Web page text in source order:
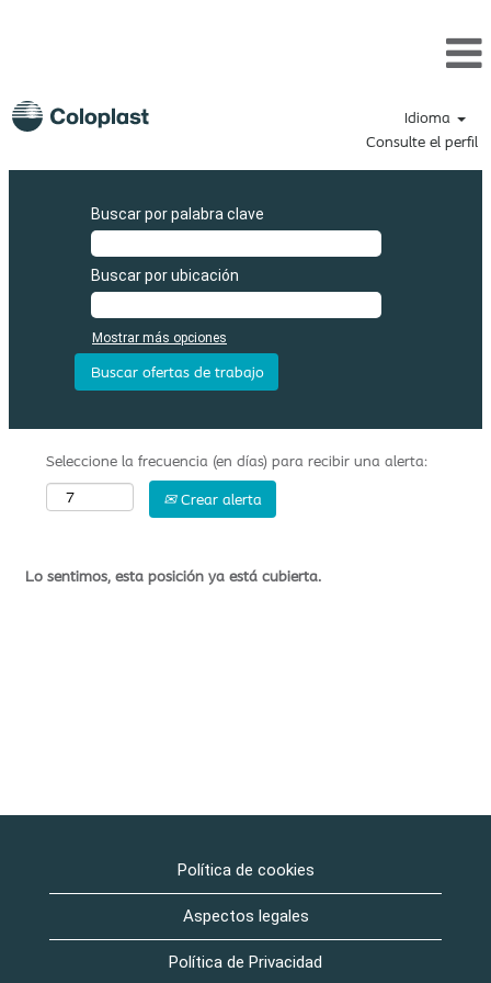
Idioma
Consulte el perfil
Buscar por palabra clave
Buscar por ubicación
Mostrar más opciones
Seleccione la frecuencia (en días) para recibir una alerta:
Crear alerta
Lo sentimos, esta posición ya está cubierta.
Política de cookies
Aspectos legales
Política de Privacidad